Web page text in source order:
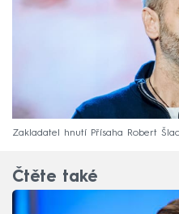
Zakladatel hnutí Přísaha Robert
Čtěte také